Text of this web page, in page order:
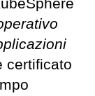
certificato